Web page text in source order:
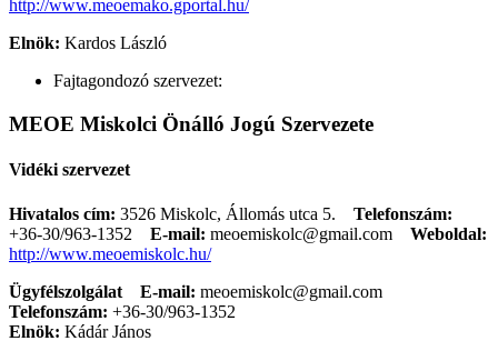
http://www.meoemako.gportal.hu/
Elnök: Kardos László
Fajtagondozó szervezet:
MEOE Miskolci Önálló Jogú Szervezete
Vidéki szervezet
Hivatalos cím: 3526 Miskolc, Állomás utca 5. Telefonszám:
+36-30/963-1352
E-mail: meoemiskolc@gmail.com
Weboldal:
http://www.meoemiskolc.hu/
Ügyfélszolgálat
E-mail: meoemiskolc@gmail.com
Telefonszám: +36-30/963-1352
Elnök: Kádár János